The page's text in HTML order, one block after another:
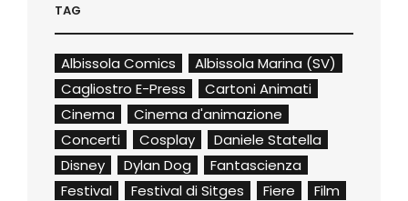
TAG
Albissola Comics
Albissola Marina (SV)
Cagliostro E-Press
Cartoni Animati
Cinema
Cinema d'animazione
Concerti
Cosplay
Daniele Statella
Disney
Dylan Dog
Fantascienza
Festival
Festival di Sitges Fiere
Film